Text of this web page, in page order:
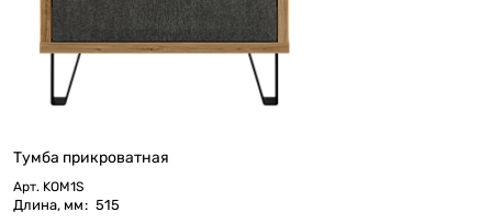
Тумба прикроватная
Арт. KOM1S
Длина, мм: 515